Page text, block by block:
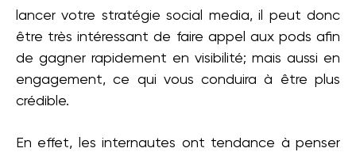
lancer votre stratégie social media, il peut donc
être très intéressant de faire appel aux pods afin
de gagner rapidement en visibilité; mais aussi en
engagement, ce qui vous conduira à être plus
crédible.
En effet, les internautes ont tendance à penser